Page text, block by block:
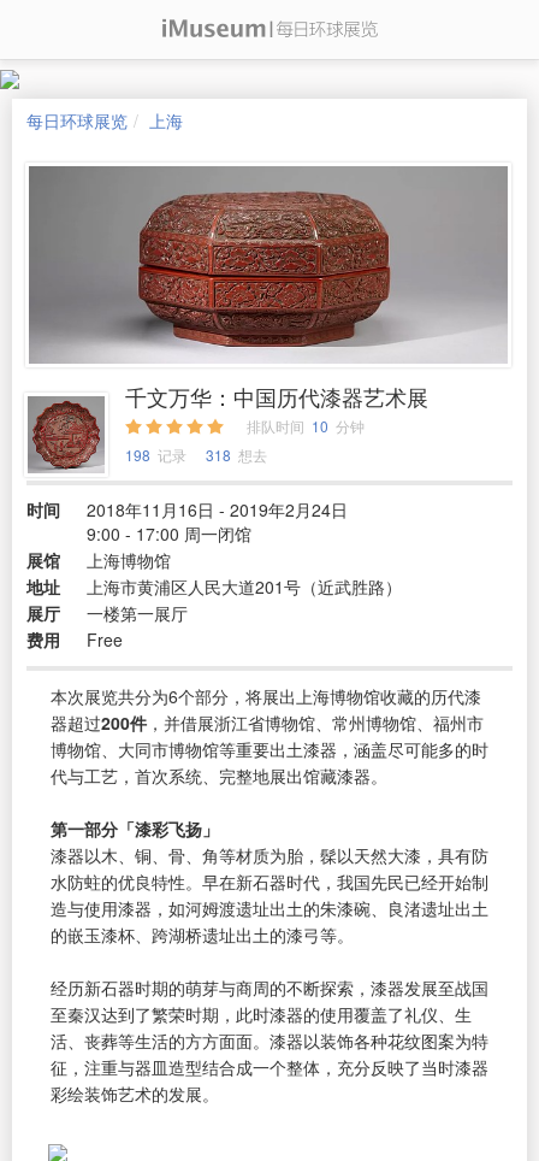
每日环球展览 上海
千文万华：中国历代漆器艺术展
排队时间 10 分钟
198 记录 318 想去
时间
2018年11月16日 - 2019年2月24日
9:00 - 17:00 周一闭馆
展馆
上海博物馆
地址
上海市黄浦区人民大道201号（近武胜路）
展厅
一楼第一展厅
费用
Free
本次展览共分为6个部分，将展出上海博物馆收藏的历代漆
器超过200件 ，并借展浙江省博物馆、常州博物馆、福州市
博物馆、大同市博物馆等重要出土漆器，涵盖尽可能多的时
代与工艺，首次系统、完整地展出馆藏漆器。
第一部分「漆彩飞扬」
漆器以木、铜、骨、角等材质为胎，髹以天然大漆，具有防
水防蛀的优良特性。早在新石器时代，我国先民已经开始制
造与使用漆器，如河姆渡遗址出土的朱漆碗、良渚遗址出土
的嵌玉漆杯、跨湖桥遗址出土的漆弓等。
经历新石器时期的萌芽与商周的不断探索，漆器发展至战国
至秦汉达到了繁荣时期，此时漆器的使用覆盖了礼仪、生
活、丧葬等生活的方方面面。漆器以装饰各种花纹图案为特
征，注重与器皿造型结合成一个整体，充分反映了当时漆器
彩绘装饰艺术的发展。